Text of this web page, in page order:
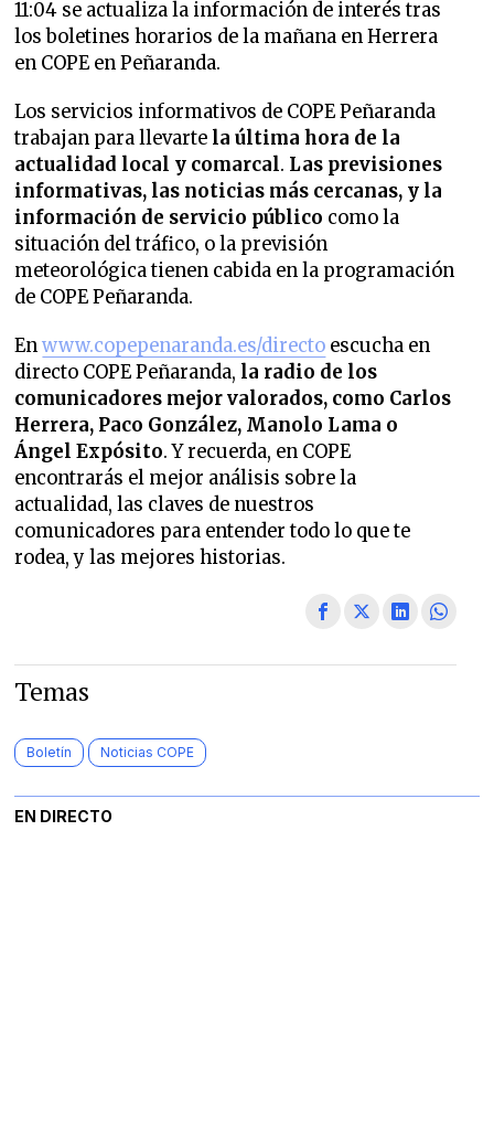
11:04 se actualiza la información de interés tras
los boletines horarios de la mañana en Herrera
en COPE en Peñaranda.
Los servicios informativos de COPE Peñaranda
trabajan para llevarte la última hora de la
actualidad local y comarcal. Las previsiones
informativas, las noticias más cercanas, y la
información de servicio público como la
situación del tráfico, o la previsión
meteorológica tienen cabida en la programación
de COPE Peñaranda.
Enwww.copepenaranda.es/directo escucha en
directo COPE Peñaranda, la radio de los
comunicadores mejor valorados, como Carlos
Herrera, Paco González, Manolo Lama o
Ángel Expósito. Y recuerda, en COPE
encontrarás el mejor análisis sobre la
actualidad, las claves de nuestros
comunicadores para entender todo lo que te
rodea, y las mejores historias.
Temas
Boletín Noticias COPE
EN DIRECTO